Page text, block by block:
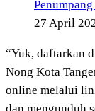
27 April
“Yuk, daftarkan
Nong Kota
online melalui